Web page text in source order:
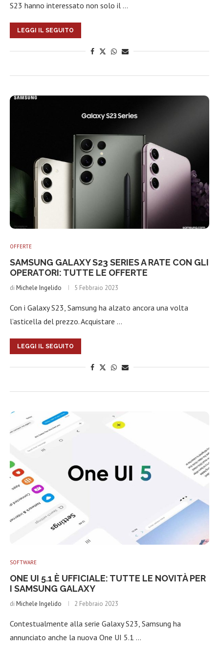
S23 hanno interessato non solo il …
LEGGI IL SEGUITO
OFFERTE
SAMSUNG GALAXY S23 SERIES A RATE CON GLI
OPERATORI: TUTTE LE OFFERTE
di Michele Ingelido 5 Febbraio 2023
Con i Galaxy S23, Samsung ha alzato ancora una volta
l’asticella del prezzo. Acquistare …
LEGGI IL SEGUITO
SOFTWARE
ONE UI 5.1 È UFFICIALE: TUTTE LE NOVITÀ PER
I SAMSUNG GALAXY
di Michele Ingelido 2 Febbraio 2023
Contestualmente alla serie Galaxy S23, Samsung ha
annunciato anche la nuova One UI 5.1 …